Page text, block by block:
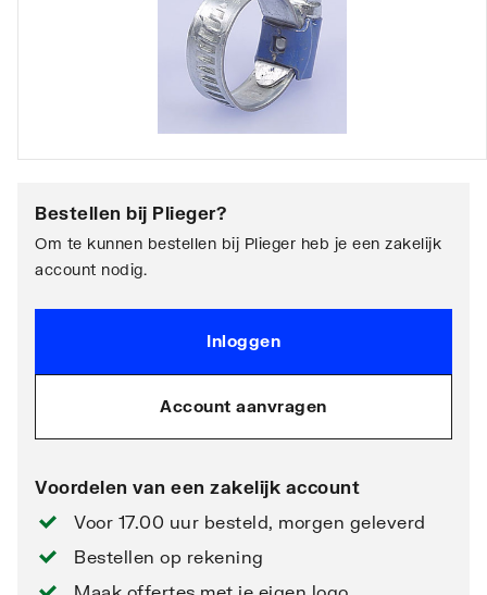
Bestellen bij Plieger?
Om te kunnen bestellen bij Plieger heb je een zakelijk
account nodig.
Inloggen
Account aanvragen
Voordelen van een zakelijk account
Voor 17.00 uur besteld, morgen geleverd
Bestellen op rekening
Maak offertes met je eigen logo